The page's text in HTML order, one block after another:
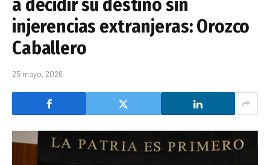
a decidir su destino sin
injerencias extranjeras: Orozco
Caballero
25 mayo, 2026